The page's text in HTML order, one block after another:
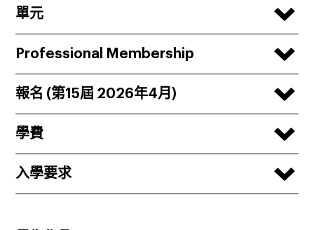
單元
Professional Membership
報名 (第15屆 2026年4月)
學費
入學要求